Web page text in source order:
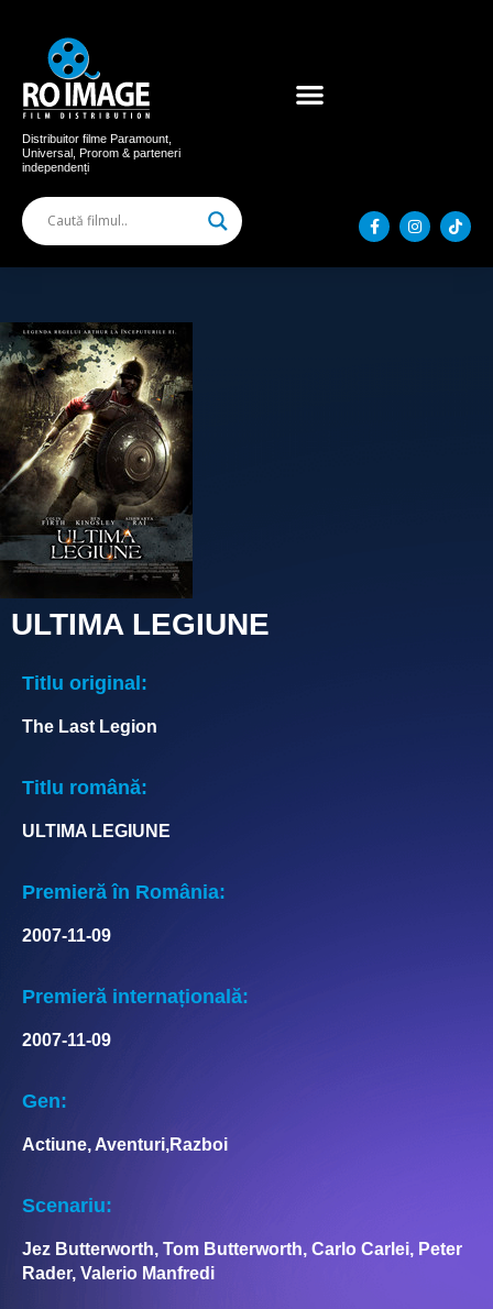
Distribuitor filme Paramount,
Universal, Prorom & parteneri
independenți
ULTIMA LEGIUNE
Titlu original:
The Last Legion
Titlu română:
ULTIMA LEGIUNE
Premieră în România:
2007-11-09
Premieră internațională:
2007-11-09
Gen:
Actiune, Aventuri,Razboi
Scenariu:
Jez Butterworth, Tom Butterworth, Carlo Carlei, Peter
Rader, Valerio Manfredi